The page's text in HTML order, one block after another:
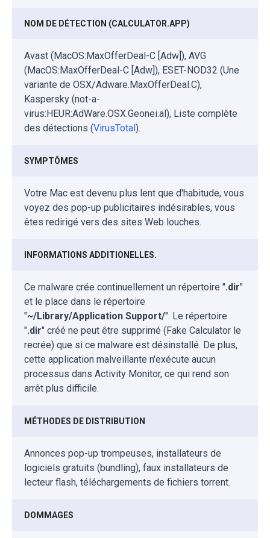
NOM DE DÉTECTION (CALCULATOR.APP)
Avast (MacOS:MaxOfferDeal-C [Adw]), AVG
(MacOS:MaxOfferDeal-C [Adw]), ESET-NOD32 (Une
variante de OSX/Adware.MaxOfferDeal.C),
Kaspersky (not-a-
virus:HEUR:AdWare.OSX.Geonei.al), Liste complète
des détections (VirusTotal).
SYMPTÔMES
Votre Mac est devenu plus lent que d'habitude, vous
voyez des pop-up publicitaires indésirables, vous
êtes redirigé vers des sites Web louches.
INFORMATIONS ADDITIONELLES.
Ce malware crée continuellement un répertoire ".dir"
et le place dans le répertoire
"~/Library/Application Support/". Le répertoire
".dir" créé ne peut être supprimé (Fake Calculator le
recrée) que si ce malware est désinstallé. De plus,
cette application malveillante n'exécute aucun
processus dans Activity Monitor, ce qui rend son
arrêt plus difficile.
MÉTHODES DE DISTRIBUTION
Annonces pop-up trompeuses, installateurs de
logiciels gratuits (bundling), faux installateurs de
lecteur flash, téléchargements de fichiers torrent.
DOMMAGES